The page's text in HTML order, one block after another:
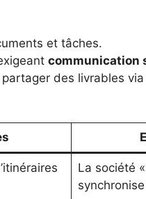
et tâches.
communication
des livrables via
La société